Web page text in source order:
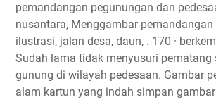
pemandangan pegunungan dan
nusantara, Menggambar
ilustrasi, jalan desa, daun, . 170 ·
Sudah lama tidak menyusuri pematang
gunung di wilayah pedesaan. Gambar
alam kartun yang indah simpan